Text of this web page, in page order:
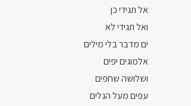
אל תגידי כן
ואל תגידי לא
ים מדבר בלי מילים
אלמוגים יפים
ושלושה שחפים
עפים מעל הגלים